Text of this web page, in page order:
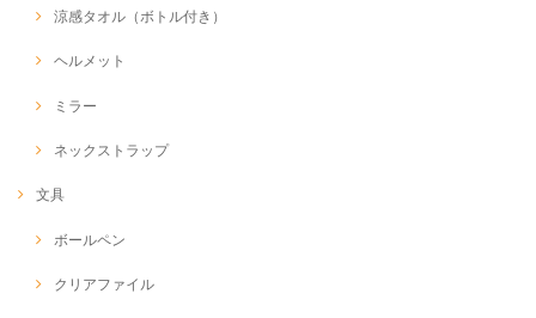
涼感タオル（ボトル付き）
ヘルメット
ミラー
ネックストラップ
文具
ボールペン
クリアファイル